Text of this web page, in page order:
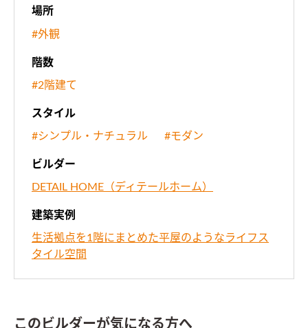
場所
#外観
階数
#2階建て
スタイル
#シンプル・ナチュラル #モダン
ビルダー
DETAIL HOME（ディテールホーム）
建築実例
生活拠点を1階にまとめた平屋のようなライフス
タイル空間
このビルダーが気になる方へ